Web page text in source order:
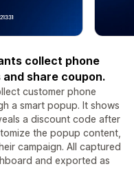
collect phone
share coupon.
customer phone
a smart popup. It shows
a discount code after
the popup content,
campaign. All captured
and exported as